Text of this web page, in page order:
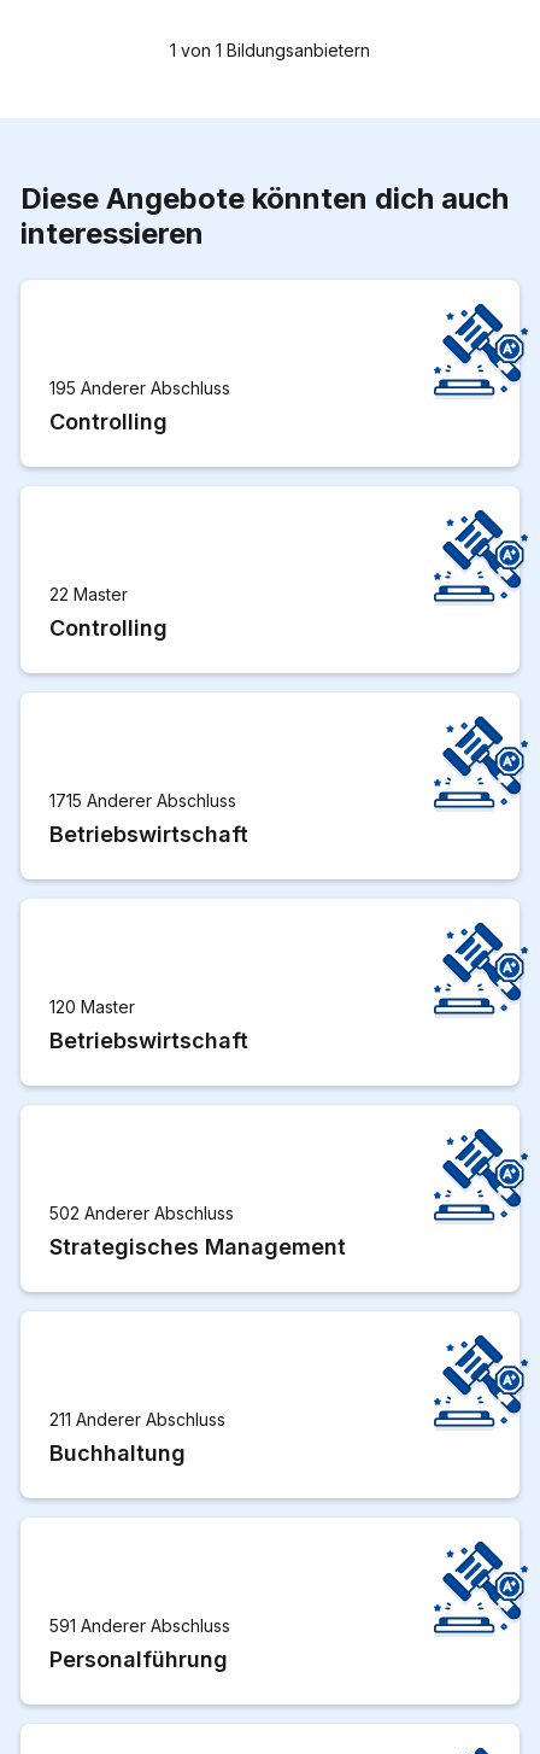
1 von 1 Bildungsanbietern
Diese Angebote könnten dich auch
interessieren
195 Anderer Abschluss
Controlling
22 Master
Controlling
1715 Anderer Abschluss
Betriebswirtschaft
120 Master
Betriebswirtschaft
502 Anderer Abschluss
Strategisches Management
211 Anderer Abschluss
Buchhaltung
591 Anderer Abschluss
Personalführung